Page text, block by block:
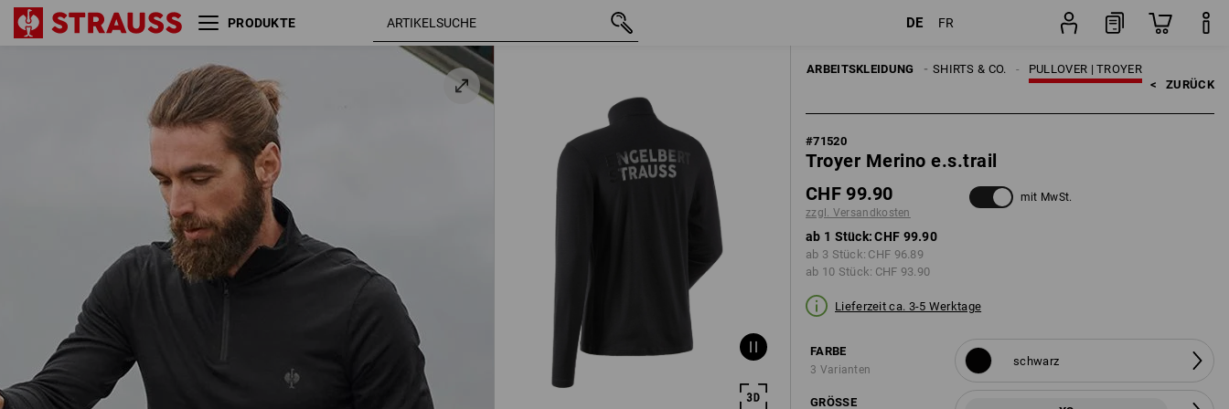
PRODUKTE DE FR
ARBEITSKLEIDUNG PULLOVER | TROYER
SHIRTS & CO.
HERREN
< ZURÜCK
#71520
Troyer Merino e.s.trail
CHF 99.90
zzgl. Versandkosten
mit MwSt.
ab 1 Stück: CHF 99.90
ab 3 Stück: CHF 96.89
ab 10 Stück: CHF 93.90
Lieferzeit ca. 3-5 Werktage
FARBE
3 Varianten
schwarz
GRÖSSE
Troyer Merino e.s.trail schwarz XS CHF 99.90